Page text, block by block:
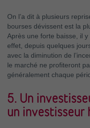
On l’a dit à plusieurs
bourses dévissent est la
Après une forte baisse, il
effet, depuis quelques
avec la diminution de
le marché ne profiteront
généralement chaque
5. Un
un investisseur